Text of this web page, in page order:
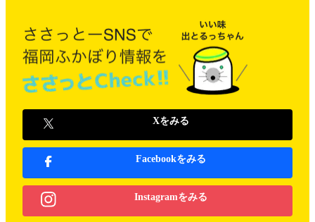
Xをみる
Facebookをみる
Instagramをみる